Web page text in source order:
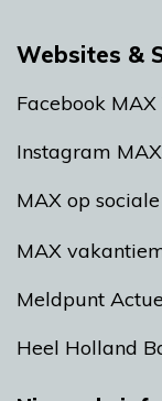
Websites &
Facebook
Instagram
MAX op
MAX
Meldpunt
Heel Holland